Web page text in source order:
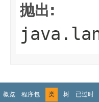
抛出:
概览 程序包 类 树 已过时